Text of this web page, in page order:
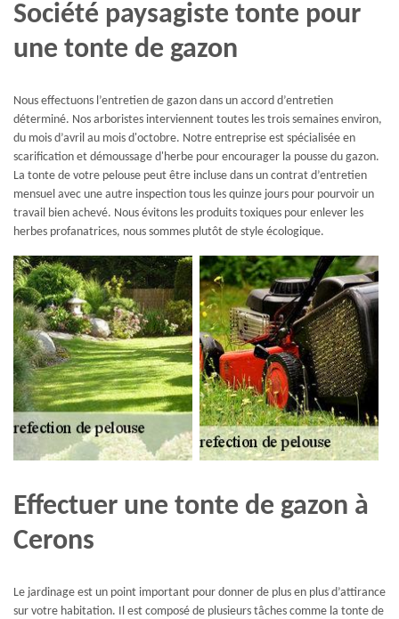
Société paysagiste tonte pour
une tonte de gazon
Nous effectuons l’entretien de gazon dans un accord d’entretien
déterminé. Nos arboristes interviennent toutes les trois semaines environ,
du mois d’avril au mois d'octobre. Notre entreprise est spécialisée en
scarification et démoussage d'herbe pour encourager la pousse du gazon.
La tonte de votre pelouse peut être incluse dans un contrat d’entretien
mensuel avec une autre inspection tous les quinze jours pour pourvoir un
travail bien achevé. Nous évitons les produits toxiques pour enlever les
herbes profanatrices, nous sommes plutôt de style écologique.
Effectuer une tonte de gazon à
Cerons
Le jardinage est un point important pour donner de plus en plus d’attirance
sur votre habitation. Il est composé de plusieurs tâches comme la tonte de